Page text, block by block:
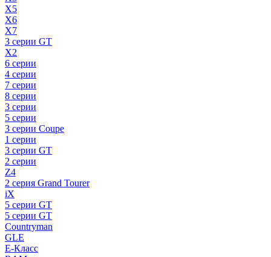
X5
X6
X7
3 серии GT
X2
6 серии
4 серии
7 серии
8 серии
3 серии
5 серии
3 серии Coupe
1 серии
3 серии GT
2 серии
Z4
2 серия Grand Tourer
iX
5 серии GT
5 серии GT
Countryman
GLE
E-Класс